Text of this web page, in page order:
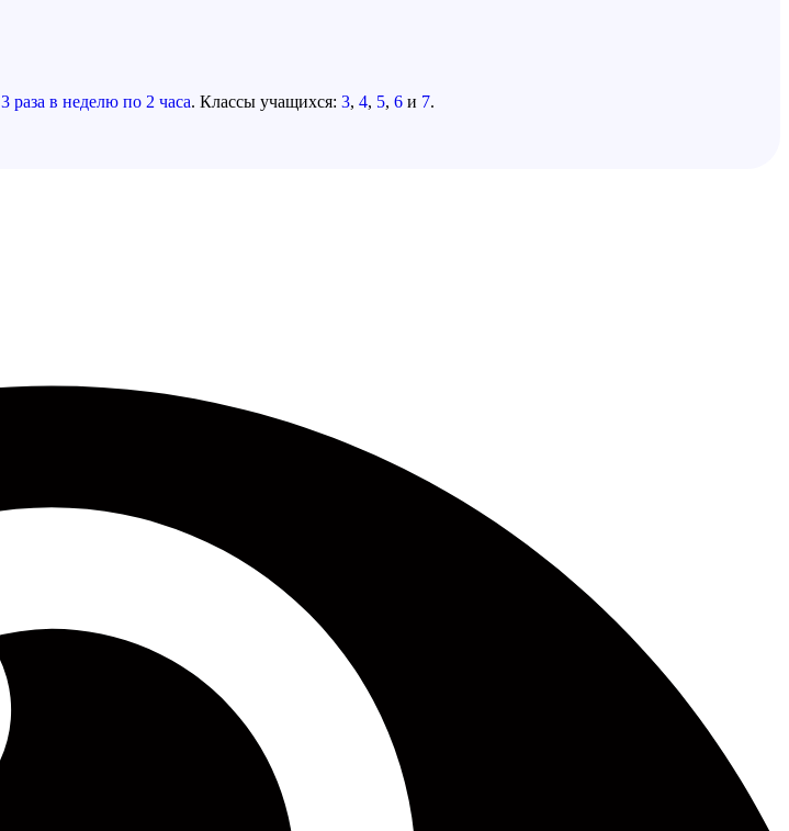
3 раза в неделю по 2 часа. Классы учащихся: 3, 4, 5, 6 и 7.